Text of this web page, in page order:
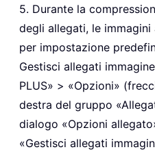
5. Durante la
degli allegati, le
per impostazione
Gestisci allegati
PLUS» > «Opzioni»
destra del gruppo
dialogo «Opzioni
«Gestisci allegati